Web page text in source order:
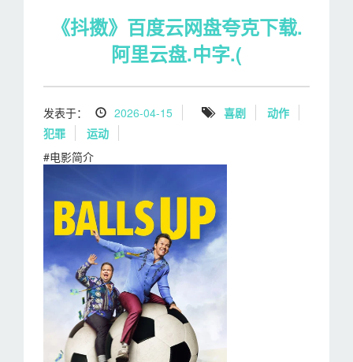
《抖擞》百度云网盘夸克下载.
阿里云盘.中字.(
发表于： 2026-04-15 喜剧
动作
犯罪
运动
#电影简介